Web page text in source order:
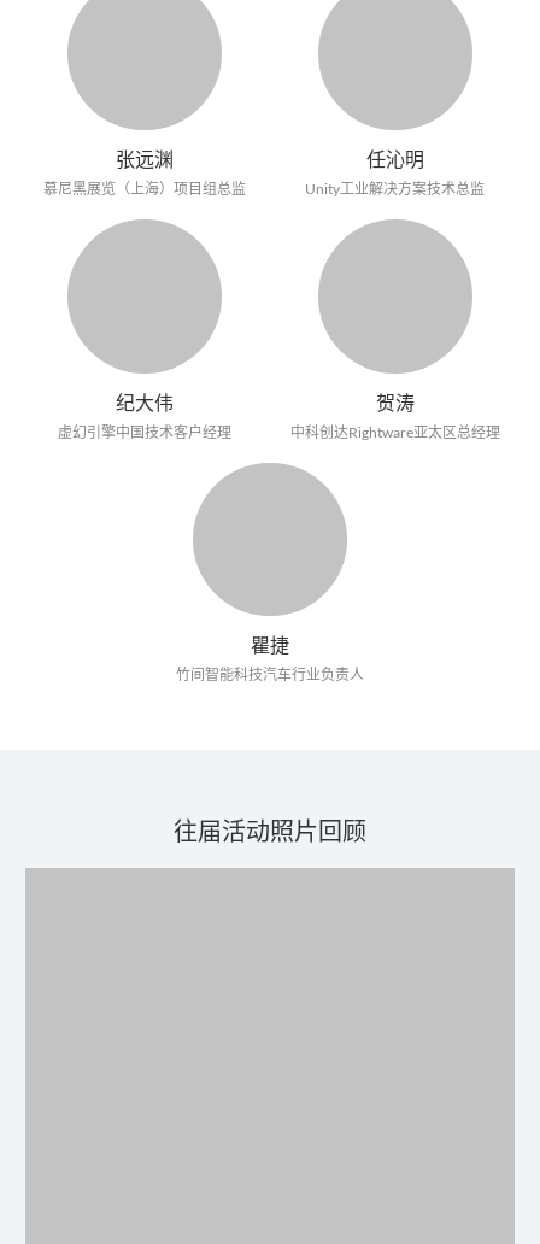
张远渊
慕尼黑展览（上海）项目组总监
任沁明
Unity工业解决方案技术总监
纪大伟
虚幻引擎中国技术客户经理
贺涛
中科创达Rightware亚太区总经理
瞿捷
竹间智能科技汽车行业负责人
往届活动照片回顾